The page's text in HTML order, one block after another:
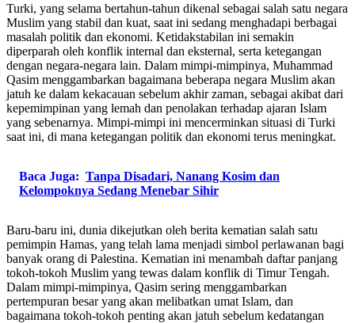
Turki, yang selama bertahun-tahun dikenal sebagai salah satu negara
Muslim yang stabil dan kuat, saat ini sedang menghadapi berbagai
masalah politik dan ekonomi. Ketidakstabilan ini semakin
diperparah oleh konflik internal dan eksternal, serta ketegangan
dengan negara-negara lain. Dalam mimpi-mimpinya, Muhammad
Qasim menggambarkan bagaimana beberapa negara Muslim akan
jatuh ke dalam kekacauan sebelum akhir zaman, sebagai akibat dari
kepemimpinan yang lemah dan penolakan terhadap ajaran Islam
yang sebenarnya. Mimpi-mimpi ini mencerminkan situasi di Turki
saat ini, di mana ketegangan politik dan ekonomi terus meningkat.
Baca Juga: Tanpa Disadari, Nanang Kosim dan
Kelompoknya Sedang Menebar Sihir
Baru-baru ini, dunia dikejutkan oleh berita kematian salah satu
pemimpin Hamas, yang telah lama menjadi simbol perlawanan bagi
banyak orang di Palestina. Kematian ini menambah daftar panjang
tokoh-tokoh Muslim yang tewas dalam konflik di Timur Tengah.
Dalam mimpi-mimpinya, Qasim sering menggambarkan
pertempuran besar yang akan melibatkan umat Islam, dan
bagaimana tokoh-tokoh penting akan jatuh sebelum kedatangan